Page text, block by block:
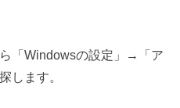
「Windowsの設定」→「ア
します。